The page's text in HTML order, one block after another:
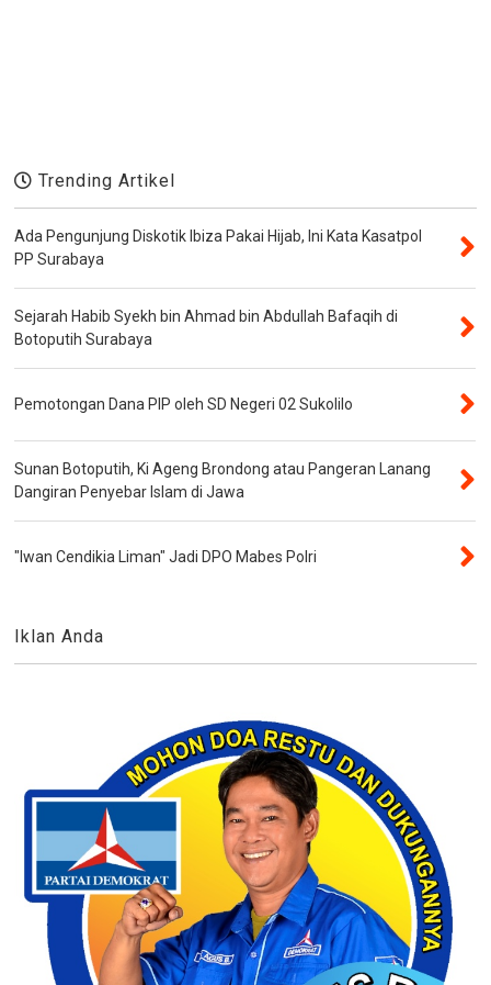
Trending Artikel
Ada Pengunjung Diskotik Ibiza Pakai Hijab, Ini Kata Kasatpol
PP Surabaya
Sejarah Habib Syekh bin Ahmad bin Abdullah Bafaqih di
Botoputih Surabaya
Pemotongan Dana PIP oleh SD Negeri 02 Sukolilo
Sunan Botoputih, Ki Ageng Brondong atau Pangeran Lanang
Dangiran Penyebar Islam di Jawa
"Iwan Cendikia Liman" Jadi DPO Mabes Polri
Iklan Anda